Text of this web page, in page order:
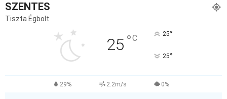
SZENTES
Tiszta Égbolt
25 °C 25°
25°
29% 2.2m/s 0%